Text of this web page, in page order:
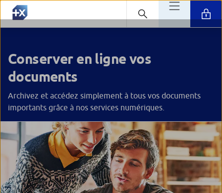
Conserver en ligne vos
documents
Archivez et accédez simplement à tous vos documents
importants grâce à nos services numériques.